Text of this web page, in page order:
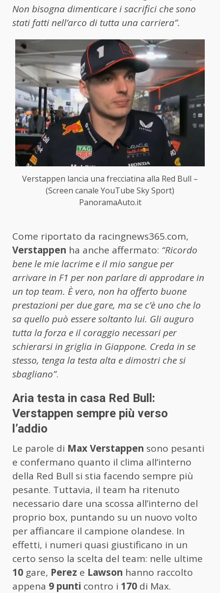
Non bisogna dimenticare i sacrifici che sono
stati fatti nell’arco di tutta una carriera”.
Verstappen lancia una frecciatina alla Red Bull –
(Screen canale YouTube Sky Sport)
PanoramaAuto.it
Come riportato da racingnews365.com,
Verstappen ha anche affermato: “Ricordo
bene le mie lacrime e il mio sangue per
arrivare in F1 per non parlare di approdare in
un top team. È vero, non ha offerto buone
prestazioni per due gare, ma se c’è uno che lo
sa quello può essere soltanto lui. Gli auguro
tutta la forza e il coraggio necessari per
schierarsi in griglia in Giappone. Creda in se
stesso, tenga la testa alta e dimostri che si
sbagliano”.
Aria testa in casa Red Bull:
Verstappen sempre più verso
l’addio
Le parole di Max Verstappen sono pesanti
e confermano quanto il clima all’interno
della Red Bull si stia facendo sempre più
pesante. Tuttavia, il team ha ritenuto
necessario dare una scossa all’interno del
proprio box, puntando su un nuovo volto
per affiancare il campione olandese. In
effetti, i numeri quasi giustificano in un
certo senso la scelta del team: nelle ultime
10 gare, Perez e Lawson hanno raccolto
appena 9 punti contro i 170 di Max.